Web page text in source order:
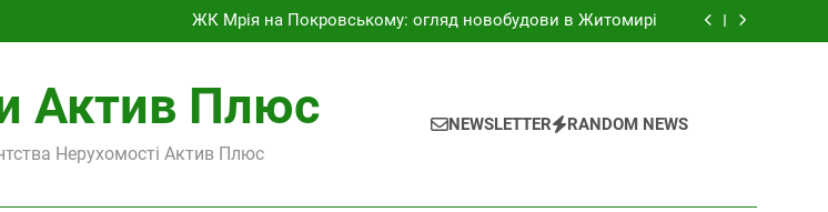
документи
ЖК Мрія на Покровському: огляд новобудови в Житомирі
ЖК Мрія на Покровському: огляд новобудови в Житомирі
Літній перегляд квартири: як підготувати житло до продажу
Автомобіль у Житомирі: як обрати під маршрути та бюджет
Актив Плюс
Нерухомості Актив Плюс
NEWSLETTER RANDOM NEWS